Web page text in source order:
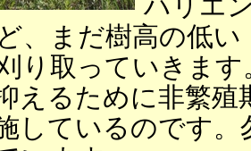
ハリエ
、まだ樹高の低
り取っていきます
えるために非繁殖
しているのです